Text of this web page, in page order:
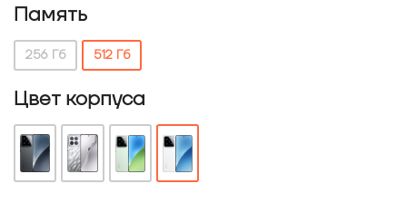
Память
256 Гб 512 Гб
Цвет корпуса